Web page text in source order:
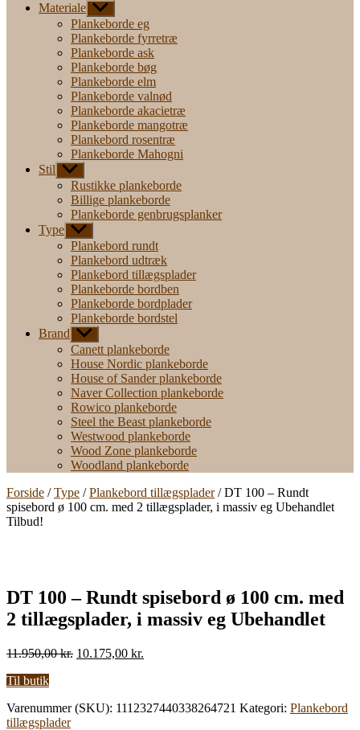
Materiale Vis
undermenu
Plankeborde eg
Plankeborde fyrretræ
Plankeborde ask
Plankeborde bøg
Plankeborde elm
Plankeborde valnød
Plankeborde akacietræ
Plankeborde mangotræ
Plankebord rosentræ
Plankeborde Mahogni
Stil Vis
undermenu
Rustikke plankeborde
Billige plankeborde
Plankeborde genbrugsplanker
Type Vis
undermenu
Plankebord rundt
Plankebord udtræk
Plankebord tillægsplader
Plankeborde bordben
Plankeborde bordplader
Plankeborde bordstel
Brand Vis
undermenu
Canett plankeborde
House Nordic plankeborde
House of Sander plankeborde
Naver Collection plankeborde
Rowico plankeborde
Steel the Beast plankeborde
Westwood plankeborde
Wood Zone plankeborde
Woodland plankeborde
Forside /Type /Plankebord tillægsplader/ DT 100 – Rundt
spisebord ø 100 cm. med 2 tillægsplader, i massiv eg Ubehandlet
Tilbud!
DT 100 – Rundt spisebord ø 100 cm. med
2 tillægsplader, i massiv eg Ubehandlet
11.950,00kr. Den
11.950,00 kr..
10.175,00 kr.
10.175,00 kr..
Til butik
Varenummer (SKU): 1112327440338264721 Kategori: Plankebord
tillægsplader